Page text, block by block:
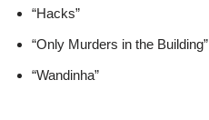
“Hacks”
“Only Murders in the Building”
“Wandinha”